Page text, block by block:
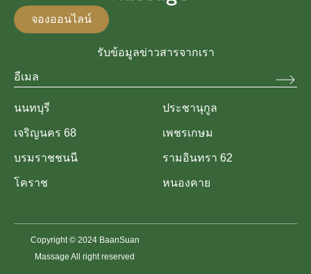
นนทบุรี ประชานุกูล
เจริญนคร 68 เพชรเกษม
บรมราชชนนี รามอินทรา 62
โคราช หนองคาย
จองออนไลน์
รับข้อมูลข่าวสารจากเรา
Copyright © 2024 BaanSuan
Massage All right reserved